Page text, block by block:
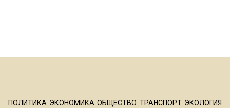
ПОЛИТИКА ЭКОНОМИКА ОБЩЕСТВО ТРАНСПОРТ ЭКОЛОГИЯ